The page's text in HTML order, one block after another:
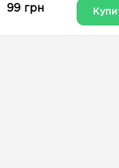
99 грн